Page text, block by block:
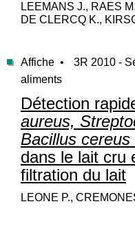
LEEMANS J., RAES
DE CLERCQ K.,
Affiche •
3R 2010 -
aliments
Détection
aureus,
Bacillus cereus
dans le lait cru
filtration du lait
LEONE P.,